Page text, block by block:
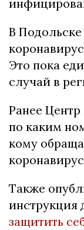
В
Это пока
случай в
Ранее Центр
по каким
кому
Также
инструкция
защитить